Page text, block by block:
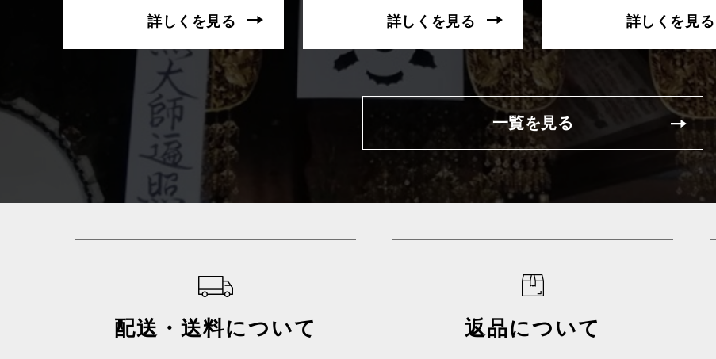
詳しくを見る 詳しくを見る 詳しくを見る
一覧を見る
ショッピングガイド
配送・送料について 返品について